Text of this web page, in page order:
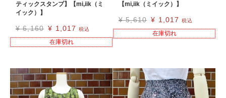
ティックスタンプ】【mi,iik（ミ
イック）】
¥ 6,160 ¥ 1,017 税込
在庫切れ
【mi,iik（ミイック）】
¥ 5,610 ¥ 1,017 税込
在庫切れ